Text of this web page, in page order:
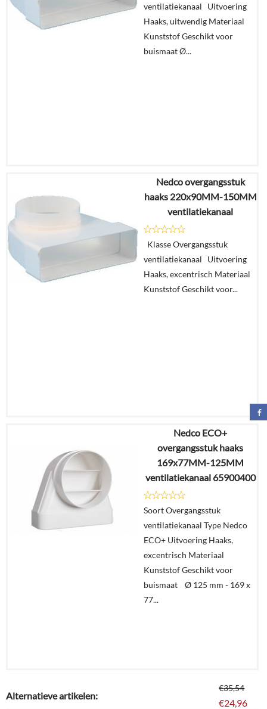
In
winkelmand
ventilatiekanaal Uitvoering
Haaks, uitwendig Materiaal
Kunststof Geschikt voor
buismaat Ø...
€21,93
€12,82
In
winkelmand
Nedco overgangsstuk
haaks 220x90MM-150MM
ventilatiekanaal
Klasse Overgangsstuk
ventilatiekanaal Uitvoering
Haaks, excentrisch Materiaal
Kunststof Geschikt voor...
€47,19
€29,27
winkelmand
Nedco ECO+
overgangsstuk haaks
169x77MM-125MM
ventilatiekanaal 65900400
Soort Overgangsstuk
ventilatiekanaal Type Nedco
ECO+ Uitvoering Haaks,
excentrisch Materiaal
Kunststof Geschikt voor
buismaat Ø 125 mm - 169 x
77...
€35,54
€24,96
Alternatieve artikelen: